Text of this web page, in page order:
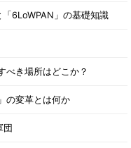
6LoWPAN」の基礎知識
べき場所はどこか？
の変革とは何か
団